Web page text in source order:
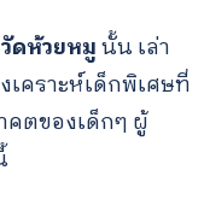
ดห้วยหมูนั้น เล่า
เคราะห์เด็กพิเศษที่
คตของเด็กๆ ผู้